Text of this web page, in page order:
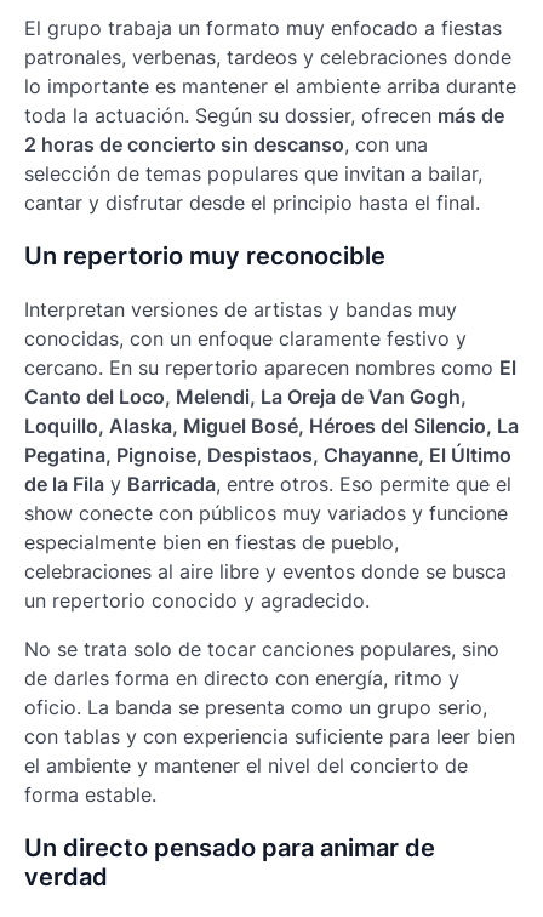
El grupo trabaja un formato muy enfocado a fiestas
patronales, verbenas, tardeos y celebraciones donde
lo importante es mantener el ambiente arriba durante
toda la actuación. Según su dossier, ofrecen más de
2 horas de concierto sin descanso, con una
selección de temas populares que invitan a bailar,
cantar y disfrutar desde el principio hasta el final.
Un repertorio muy reconocible
Interpretan versiones de artistas y bandas muy
conocidas, con un enfoque claramente festivo y
cercano. En su repertorio aparecen nombres como El
Canto del Loco, Melendi, La Oreja de Van Gogh,
Loquillo, Alaska, Miguel Bosé, Héroes del Silencio, La
Pegatina, Pignoise, Despistaos, Chayanne, El Último
de la Fila y Barricada, entre otros. Eso permite que el
show conecte con públicos muy variados y funcione
especialmente bien en fiestas de pueblo,
celebraciones al aire libre y eventos donde se busca
un repertorio conocido y agradecido.
No se trata solo de tocar canciones populares, sino
de darles forma en directo con energía, ritmo y
oficio. La banda se presenta como un grupo serio,
con tablas y con experiencia suficiente para leer bien
el ambiente y mantener el nivel del concierto de
forma estable.
Un directo pensado para animar de
verdad